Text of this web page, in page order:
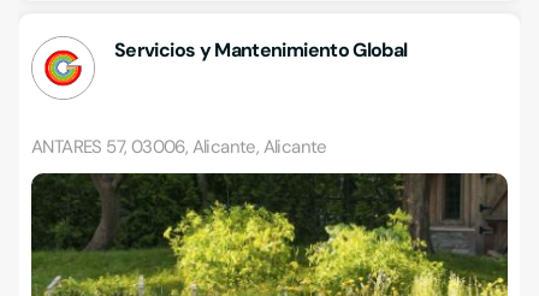
Servicios y Mantenimiento Global
ANTARES 57, 03006, Alicante, Alicante